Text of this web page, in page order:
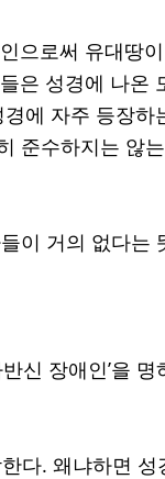
으로써 유대땅
은 성경에 나온
에 자주 등장하
준수하지는 않는
이 거의 없다는
신 장애인’을 명
다. 왜냐하면 성